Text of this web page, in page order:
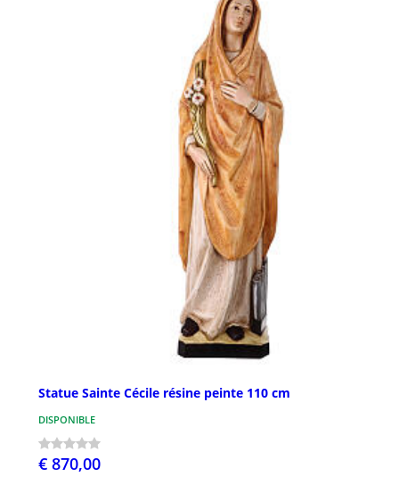
Statue Sainte Cécile résine peinte 110 cm
DISPONIBLE
€ 870,00